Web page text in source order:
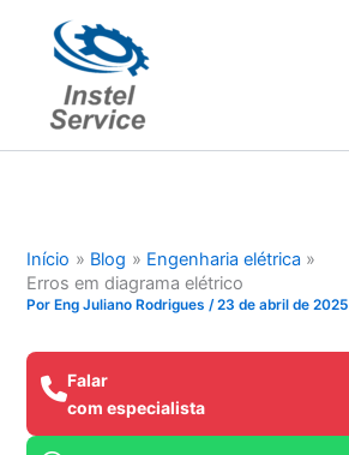
conteúdo
Início Blog
Engenharia elétrica
Erros em diagrama elétrico
Por Eng Juliano Rodrigues/23 de abril de 2025
Falar
com especialista